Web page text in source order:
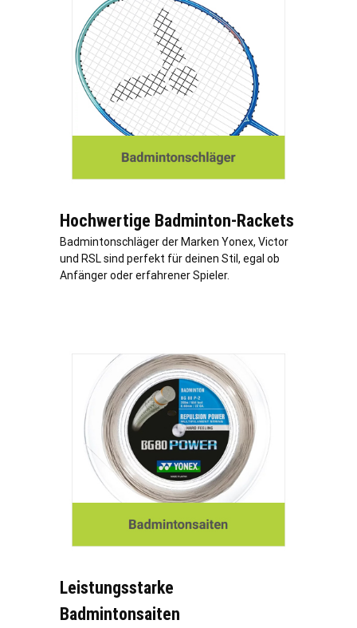
Hochwertige Badminton-Rackets
Badmintonschläger der Marken Yonex, Victor
und RSL sind perfekt für deinen Stil, egal ob
Anfänger oder erfahrener Spieler.
Leistungsstarke
Badmintonsaiten